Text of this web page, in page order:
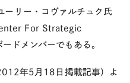
ーリー・コヴァルチュク氏
For Strategic
メンバーでもある。
年5月18日掲載記事）よ